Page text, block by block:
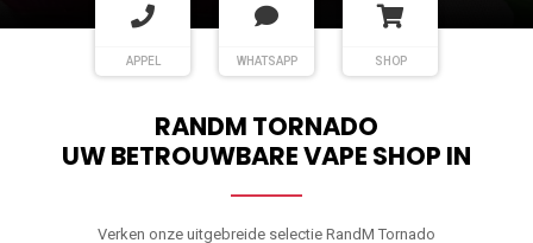
APPEL WHATSAPP SHOP
RANDM TORNADO
UW BETROUWBARE VAPE SHOP IN
Verken onze uitgebreide selectie RandM Tornado